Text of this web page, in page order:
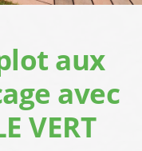
aux
avec
VERT